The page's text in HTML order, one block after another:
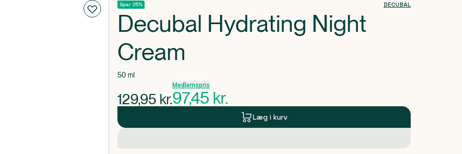
Spar 25% DECUBAL
Decubal Hydrating Night
Cream
50 ml
129,95 kr.
Medlemspris
97,45 kr.
Læg i kurv